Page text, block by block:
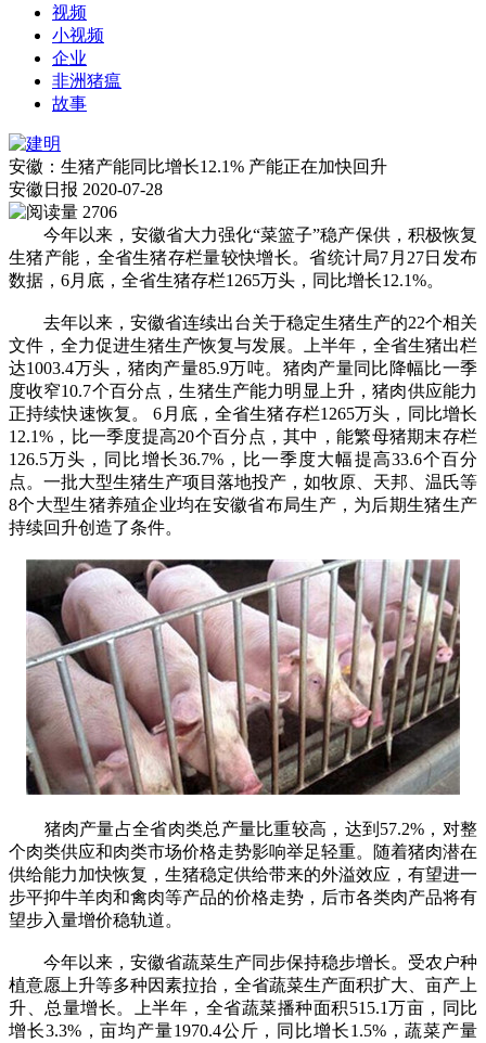
视频
小视频
企业
非洲猪瘟
故事
安徽：生猪产能同比增长12.1% 产能正在加快回升
安徽日报 2020-07-28
2706
今年以来，安徽省大力强化“菜篮子”稳产保供，积极恢复
生猪产能，全省生猪存栏量较快增长。省统计局7月27日发布
数据，6月底，全省生猪存栏1265万头，同比增长12.1%。
去年以来，安徽省连续出台关于稳定生猪生产的22个相关
文件，全力促进生猪生产恢复与发展。上半年，全省生猪出栏
达1003.4万头，猪肉产量85.9万吨。猪肉产量同比降幅比一季
度收窄10.7个百分点，生猪生产能力明显上升，猪肉供应能力
正持续快速恢复。 6月底，全省生猪存栏1265万头，同比增长
12.1%，比一季度提高20个百分点，其中，能繁母猪期末存栏
126.5万头，同比增长36.7%，比一季度大幅提高33.6个百分
点。一批大型生猪生产项目落地投产，如牧原、天邦、温氏等
8个大型生猪养殖企业均在安徽省布局生产，为后期生猪生产
持续回升创造了条件。
猪肉产量占全省肉类总产量比重较高，达到57.2%，对整
个肉类供应和肉类市场价格走势影响举足轻重。随着猪肉潜在
供给能力加快恢复，生猪稳定供给带来的外溢效应，有望进一
步平抑牛羊肉和禽肉等产品的价格走势，后市各类肉产品将有
望步入量增价稳轨道。
今年以来，安徽省蔬菜生产同步保持稳步增长。受农户种
植意愿上升等多种因素拉抬，全省蔬菜生产面积扩大、亩产上
升、总量增长。上半年，全省蔬菜播种面积515.1万亩，同比
增长3.3%，亩均产量1970.4公斤，同比增长1.5%，蔬菜产量